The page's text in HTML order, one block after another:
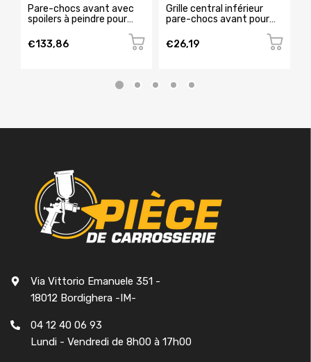
Pare-chocs avant avec
spoilers à peindre pour
2016, Neuf
€133,86
Grille central inférieur
pare-chocs avant pour
2015, Neuve
€26,19
Via Vittorio Emanuele 351 -
18012 Bordighera -IM-
04 12 40 06 93
Lundi - Vendredi de 8h00 à 17h00